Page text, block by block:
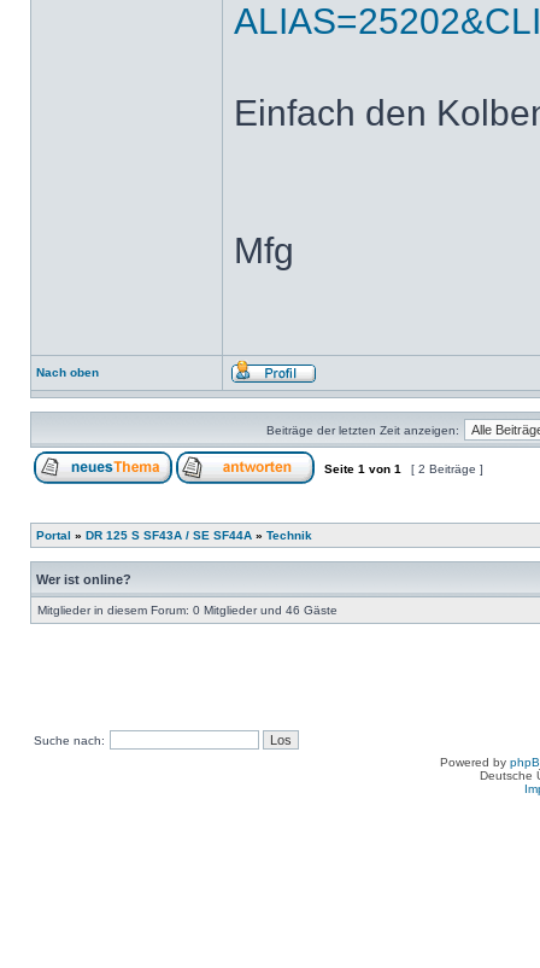
Einfach den
Mfg
Nach oben
Beiträge der letzten Zeit anzeigen:
Seite 1 von 1 [ 2 Beiträge ]
Portal » DR 125 S SF43A / SE SF44A » Technik
Wer ist online?
Mitglieder in diesem Forum: 0 Mitglieder und 46 Gäste
Suche nach:
Powered by
Deutsche